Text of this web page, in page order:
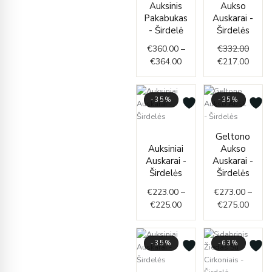
Auksinis
Pakabukas
- Širdelė
€360.00 –
€364.00
€360.00
through
€364.00
Aukso
Auskarai -
Širdelės
€332.00
€217.00
-35%
Auksiniai
Auskarai -
Širdelės
€223.00 –
€225.00
€223.00
-35%
Geltono
Aukso
Auskarai -
Širdelės
€273.00 –
€275.00
range:
-35% -63%